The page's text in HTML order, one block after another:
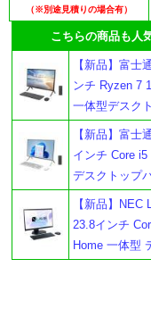
（※別途見積りの場合有）
こちらの商品も人気
【新品】富
ンチ Ryzen 7
一体型デスク
【新品】富
インチ Core
デスクトップ
【新品】
23.8インチ
Home 一体型